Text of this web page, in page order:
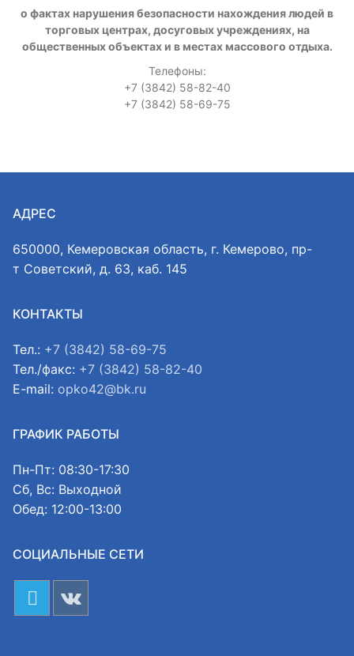
о фактах нарушения безопасности нахождения людей в
торговых центрах, досуговых учреждениях, на
общественных объектах и в местах массового отдыха.
Телефоны:
+7 (3842) 58-82-40
+7 (3842) 58-69-75
АДРЕС
650000, Кемеровская область, г. Кемерово, пр-
т Советский, д. 63, каб. 145
КОНТАКТЫ
Тел.: +7 (3842) 58-69-75
Тел./факс: +7 (3842) 58-82-40
E-mail: opko42@bk.ru
ГРАФИК РАБОТЫ
Пн-Пт: 08:30-17:30
Сб, Вс: Выходной
Обед: 12:00-13:00
СОЦИАЛЬНЫЕ СЕТИ